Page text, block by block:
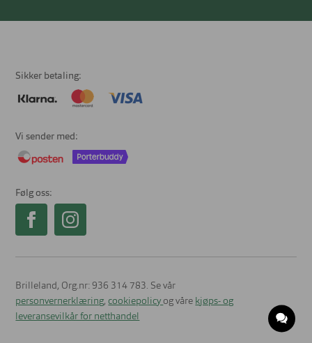
Sikker betaling
Vi sender med
Følg oss
Brilleland, Org.nr: 936 314 783. Se vår
personvernerklæring,cookiepolicy og våre kjøps- og
leveransevilkår for netthandel